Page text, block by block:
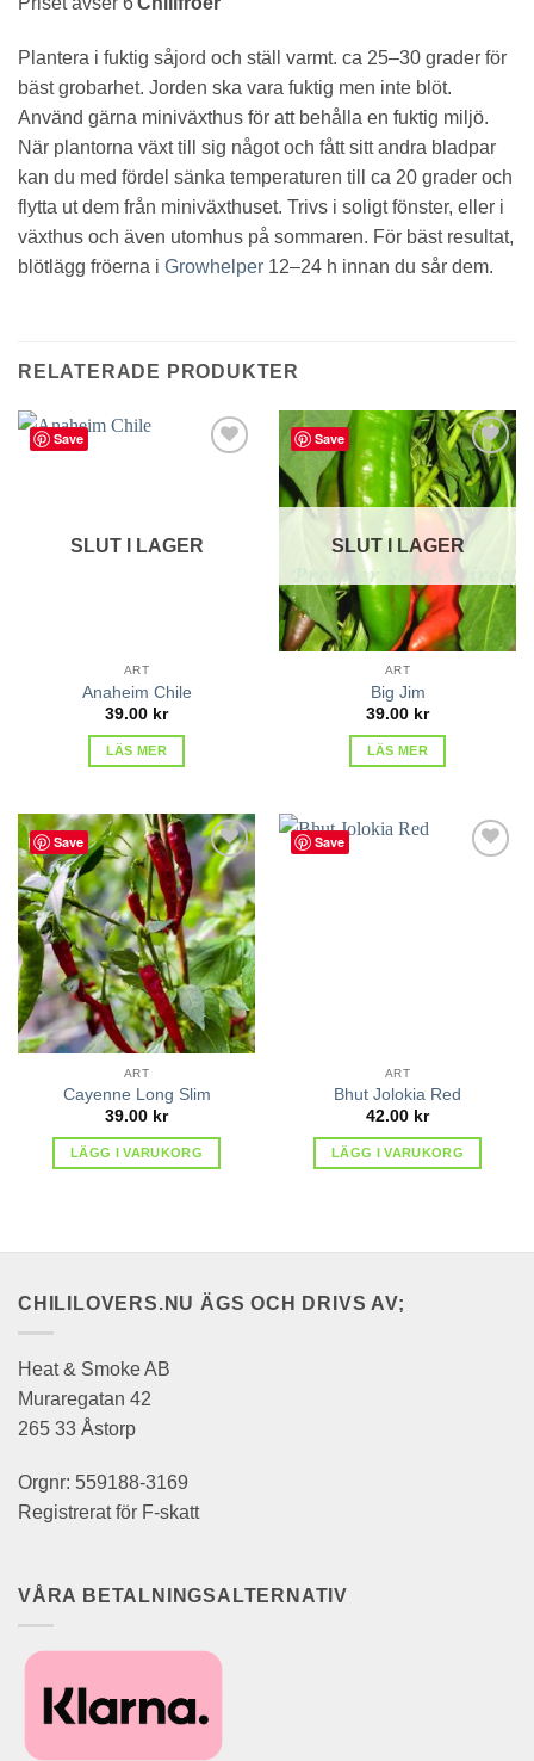
Plantera i fuktig såjord och ställ varmt. ca 25–30 grader för
bäst grobarhet. Jorden ska vara fuktig men inte blöt.
Använd gärna miniväxthus för att behålla en fuktig miljö.
När plantorna växt till sig något och fått sitt andra bladpar
kan du med fördel sänka temperaturen till ca 20 grader och
flytta ut dem från miniväxthuset. Trivs i soligt fönster, eller i
växthus och även utomhus på sommaren. För bäst resultat,
blötlägg fröerna i Growhelper 12–24 h innan du sår dem.
RELATERADE PRODUKTER
Save
SLUT I LAGER
ART
Anaheim Chile
39.00 kr
LÄS MER
Save
lägg till
i
favoriter
SLUT I LAGER
ART
Big Jim
39.00 kr
LÄS MER
Save
lägg till
favoriter
ART
Cayenne Long Slim
39.00 kr
LÄGG I VARUKORG
Save
ART
Bhut Jolokia Red
42.00 kr
LÄGG I VARUKORG
CHILILOVERS.NU ÄGS OCH DRIVS AV;
Heat & Smoke AB
Muraregatan 42
265 33 Åstorp
Orgnr: 559188-3169
Registrerat för F-skatt
VÅRA BETALNINGSALTERNATIV